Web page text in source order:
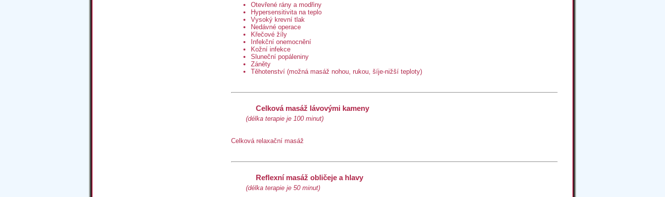
Otevřené rány a modřiny
Hypersensitivita na teplo
Vysoký krevní tlak
Nedávné operace
Křečové žíly
Infekční onemocnění
Kožní infekce
Sluneční popáleniny
Záněty
Těhotenství (možná masáž nohou, rukou, šíje-nižší teploty)
Celková masáž lávovými kameny
(délka terapie je 100 minut)
Celková relaxační masáž
Reflexní masáž obličeje a hlavy
(délka terapie je 50 minut)